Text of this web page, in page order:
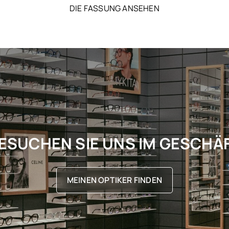
DIE FASSUNG ANSEHEN
SIE UNS IM
MEINEN OPTIKER FINDEN